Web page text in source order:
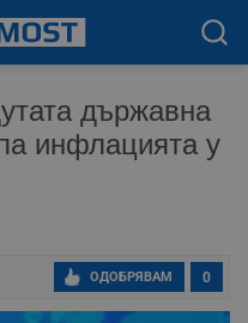
държавна
инфлацията у
0
ОДОБРЯВАМ